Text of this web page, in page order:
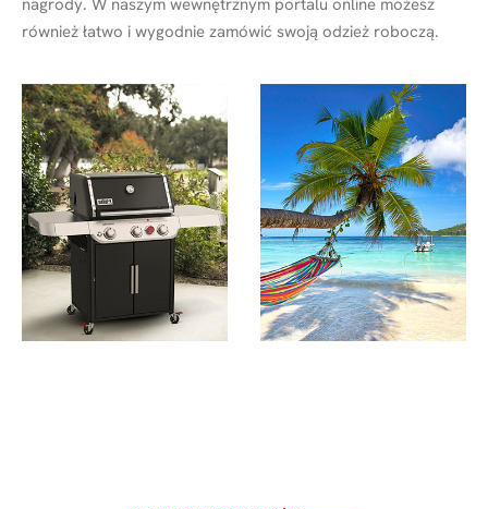
również łatwo i wygodnie zamówić swoją odzież roboczą.